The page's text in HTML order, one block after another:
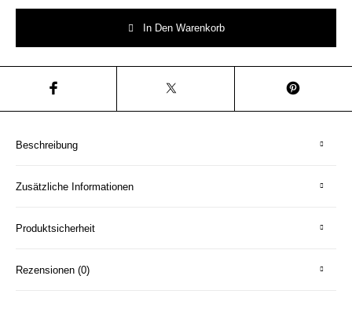
In Den Warenkorb
Beschreibung
Zusätzliche Informationen
Produktsicherheit
Rezensionen (0)